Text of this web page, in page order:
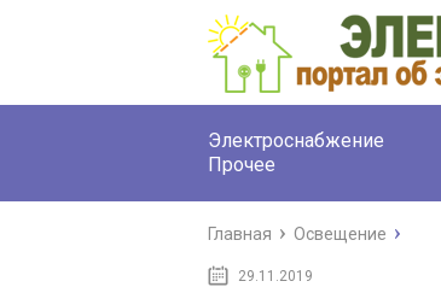
Электроснабжение
Прочее
Главная Освещение
29.11.2019